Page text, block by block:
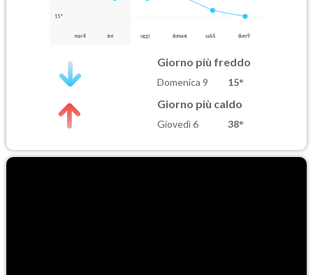
15°
mar 4 ieri oggi domani sab 8 dom 9
Giorno più freddo
Domenica 9 15°
Giorno più caldo
Giovedì 6 38°